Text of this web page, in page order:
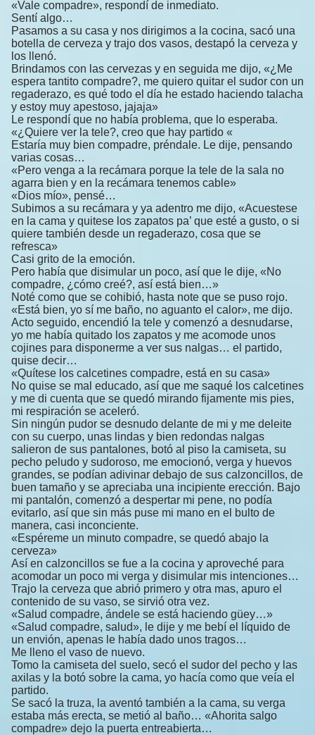
«Vale compadre», respondí de inmediato.
Sentí algo…
Pasamos a su casa y nos dirigimos a la cocina, sacó una
botella de cerveza y trajo dos vasos, destapó la cerveza y
los llenó.
Brindamos con las cervezas y en seguida me dijo, «¿Me
espera tantito compadre?, me quiero quitar el sudor con un
regaderazo, es qué todo el día he estado haciendo talacha
y estoy muy apestoso, jajaja»
Le respondí que no había problema, que lo esperaba.
«¿Quiere ver la tele?, creo que hay partido «
Estaría muy bien compadre, préndale. Le dije, pensando
varias cosas…
«Pero venga a la recámara porque la tele de la sala no
agarra bien y en la recámara tenemos cable»
«Dios mío», pensé…
Subimos a su recámara y ya adentro me dijo, «Acuestese
en la cama y quitese los zapatos pa’ que esté a gusto, o si
quiere también desde un regaderazo, cosa que se
refresca»
Casi grito de la emoción.
Pero había que disimular un poco, así que le dije, «No
compadre, ¿cómo creé?, así está bien…»
Noté como que se cohibió, hasta note que se puso rojo.
«Está bien, yo sí me baño, no aguanto el calor», me dijo.
Acto seguido, encendió la tele y comenzó a desnudarse,
yo me había quitado los zapatos y me acomode unos
cojines para disponerme a ver sus nalgas… el partido,
quise decir…
«Quítese los calcetines compadre, está en su casa»
No quise se mal educado, así que me saqué los calcetines
y me di cuenta que se quedó mirando fijamente mis pies,
mi respiración se aceleró.
Sin ningún pudor se desnudo delante de mi y me deleite
con su cuerpo, unas lindas y bien redondas nalgas
salieron de sus pantalones, botó al piso la camiseta, su
pecho peludo y sudoroso, me emocionó, verga y huevos
grandes, se podían adivinar debajo de sus calzoncillos, de
buen tamaño y se apreciaba una incipiente erección. Bajo
mi pantalón, comenzó a despertar mi pene, no podía
evitarlo, así que sin más puse mi mano en el bulto de
manera, casi inconciente.
«Espéreme un minuto compadre, se quedó abajo la
cerveza»
Así en calzoncillos se fue a la cocina y aproveché para
acomodar un poco mi verga y disimular mis intenciones…
Trajo la cerveza que abrió primero y otra mas, apuro el
contenido de su vaso, se sirvió otra vez.
«Salud compadre, ándele se está haciendo güey…»
«Salud compadre, salud», le dije y me bebí el líquido de
un envión, apenas le había dado unos tragos…
Me lleno el vaso de nuevo.
Tomo la camiseta del suelo, secó el sudor del pecho y las
axilas y la botó sobre la cama, yo hacía como que veía el
partido.
Se sacó la truza, la aventó también a la cama, su verga
estaba más erecta, se metió al baño… «Ahorita salgo
compadre» dejo la puerta entreabierta…